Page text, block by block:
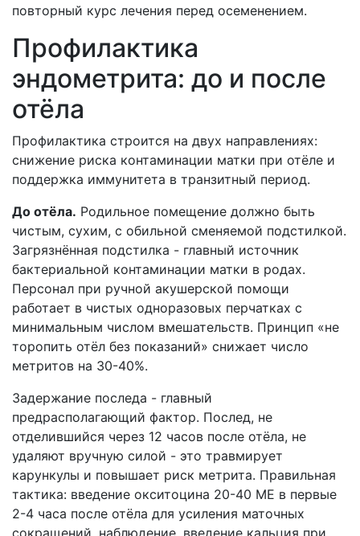
повторный курс лечения перед осеменением.
Профилактика
эндометрита: до и после
отёла
Профилактика строится на двух направлениях:
снижение риска контаминации матки при отёле и
поддержка иммунитета в транзитный период.
До отёла. Родильное помещение должно быть
чистым, сухим, с обильной сменяемой подстилкой.
Загрязнённая подстилка - главный источник
бактериальной контаминации матки в родах.
Персонал при ручной акушерской помощи
работает в чистых одноразовых перчатках с
минимальным числом вмешательств. Принцип «не
торопить отёл без показаний» снижает число
метритов на 30-40%.
Задержание последа - главный
предрасполагающий фактор. Послед, не
отделившийся через 12 часов после отёла, не
удаляют вручную силой - это травмирует
карункулы и повышает риск метрита. Правильная
тактика: введение окситоцина 20-40 МЕ в первые
2-4 часа после отёла для усиления маточных
сокращений, наблюдение, введение кальция при